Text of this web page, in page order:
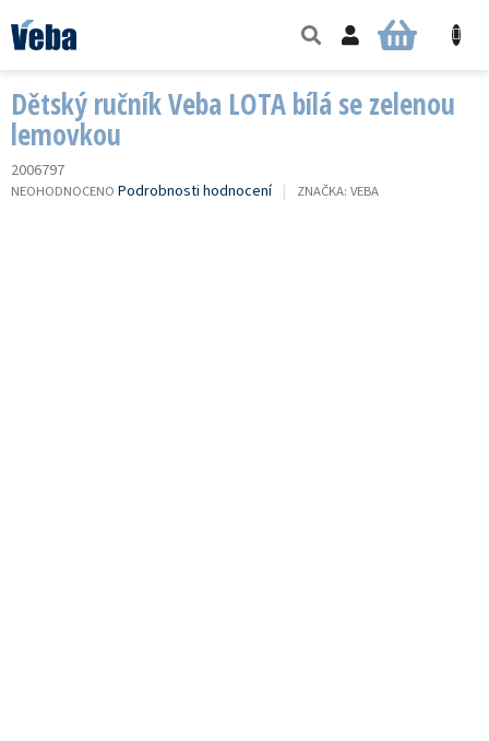
na
obsah
NÁKUPNÍ
Dětský ručník Veba LOTA bílá se zelenou
lemovkou
2006797
PRŮMĚRNÉ
NEOHODNOCENO Podrobnosti hodnocení ZNAČKA: VEBA